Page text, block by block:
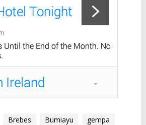
Brebes Bumiayu
gempa